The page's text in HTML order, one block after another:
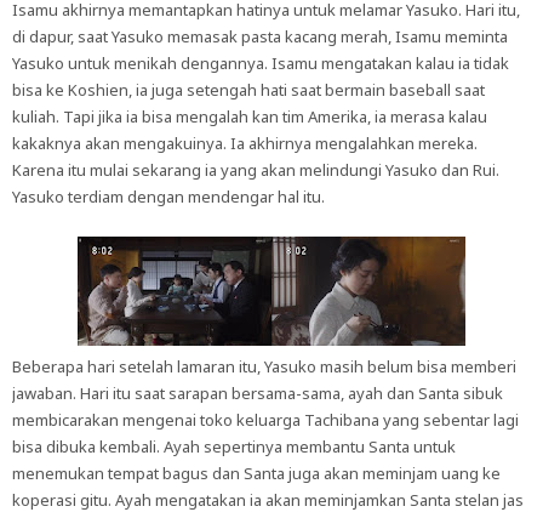
Isamu akhirnya memantapkan hatinya untuk melamar Yasuko. Hari itu,
di dapur, saat Yasuko memasak pasta kacang merah, Isamu meminta
Yasuko untuk menikah dengannya. Isamu mengatakan kalau ia tidak
bisa ke Koshien, ia juga setengah hati saat bermain baseball saat
kuliah. Tapi jika ia bisa mengalah kan tim Amerika, ia merasa kalau
kakaknya akan mengakuinya. Ia akhirnya mengalahkan mereka.
Karena itu mulai sekarang ia yang akan melindungi Yasuko dan Rui.
Yasuko terdiam dengan mendengar hal itu.
Beberapa hari setelah lamaran itu, Yasuko masih belum bisa memberi
jawaban. Hari itu saat sarapan bersama-sama, ayah dan Santa sibuk
membicarakan mengenai toko keluarga Tachibana yang sebentar lagi
bisa dibuka kembali. Ayah sepertinya membantu Santa untuk
menemukan tempat bagus dan Santa juga akan meminjam uang ke
koperasi gitu. Ayah mengatakan ia akan meminjamkan Santa stelan jas